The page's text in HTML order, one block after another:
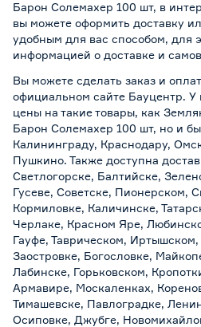
Барон Солемахер 100 шт, в
вы можете оформить доставку
удобным для вас способом, для
информацией о доставке и
Вы можете сделать заказ и
официальном сайте Бауцентр. У
цены на такие товары, как
Барон Солемахер 100 шт, но и
Калининграду, Краснодару,
Пушкино. Также доступна
Светлогорске, Балтийске,
Гусеве, Советске, Пионерском,
Кормиловке, Каличинске,
Черлаке, Красном Яре,
Гауфе, Таврическом,
Заостровке, Богословке,
Лабинске, Горьковском,
Армавире, Москаленках,
Тимашевске, Павлоградке,
Осиповке, Джубге,